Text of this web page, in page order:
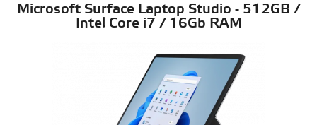
Microsoft Surface Laptop Studio - 512GB /
Intel Core i7 / 16Gb RAM